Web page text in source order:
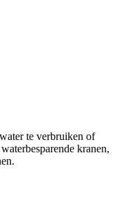
te verbruiken of
kranen,